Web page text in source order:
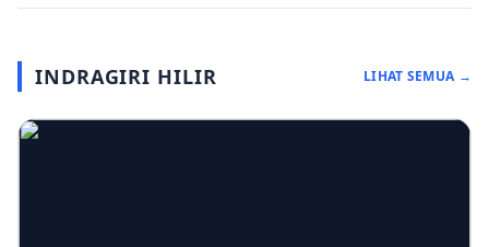
INDRAGIRI HILIR LIHAT SEMUA →